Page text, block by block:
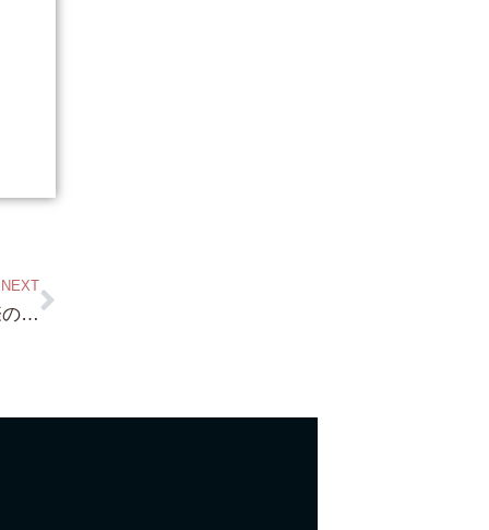
NEXT
琵琶湖浜付き物件・琵琶湖浜前物件購入の際の とても大切な 注意点！・・・これ HPのどこかにセクション作って絶えず見れるようにした方がいいので 作りますね！